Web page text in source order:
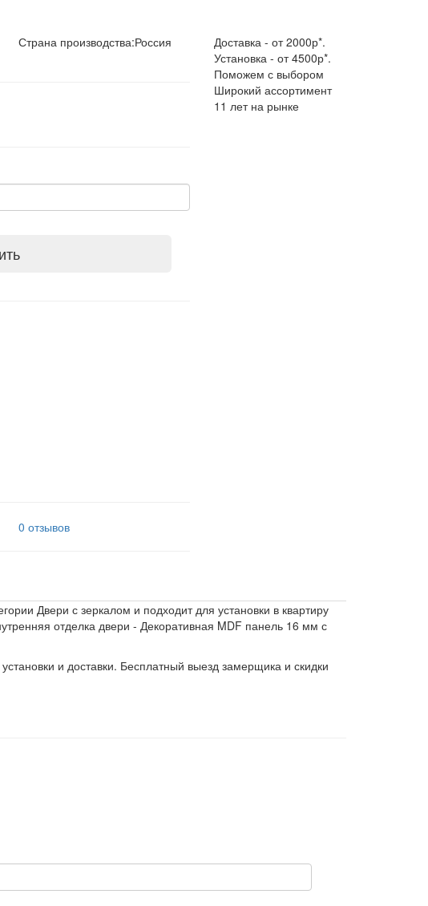
Страна производства:Россия
0 отзывов
Доставка - от 2000р*.
Установка - от 4500р*.
Поможем с выбором
Широкий ассортимент
11 лет на рынке
Двери с зеркалом и подходит для установки в квартиру
отделка двери - Декоративная MDF панель 16 мм с
и доставки. Бесплатный выезд замерщика и скидки